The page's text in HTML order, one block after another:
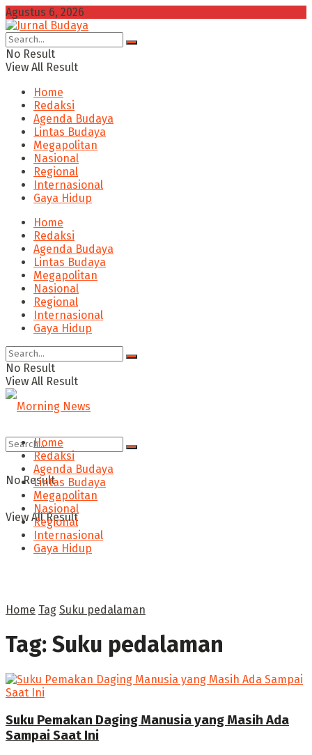
Agustus 6, 2026
No Result
View All Result
Home
Redaksi
Agenda Budaya
Lintas Budaya
Megapolitan
Nasional
Regional
Internasional
Gaya Hidup
Home
Redaksi
Agenda Budaya
Lintas Budaya
Megapolitan
Nasional
Regional
Internasional
Gaya Hidup
No Result
View All Result
No Result
View All Result
Home
Redaksi
Agenda Budaya
Lintas Budaya
Megapolitan
Nasional
Regional
Internasional
Gaya Hidup
Home Tag Suku pedalaman
Tag: Suku pedalaman
‎Suku Pemakan Daging Manusia yang Masih Ada
Sampai Saat Ini